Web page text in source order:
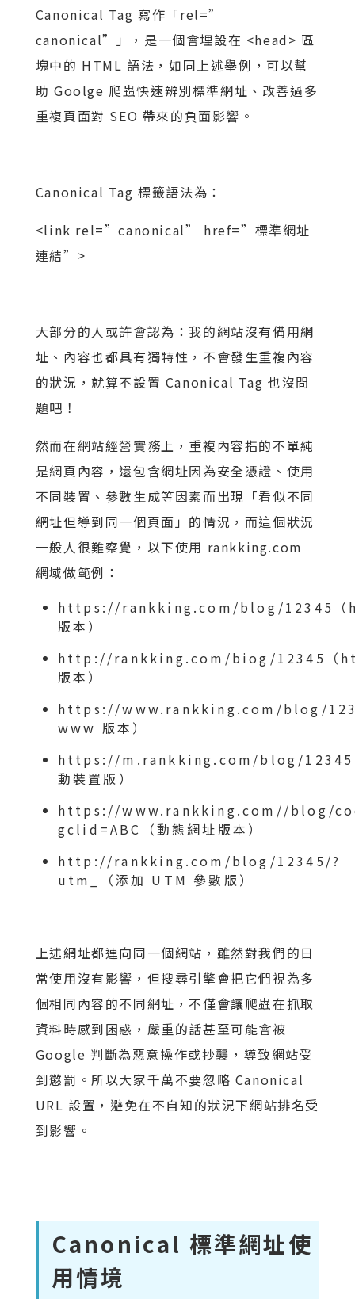
Canonical Tag 寫作「rel=”
canonical”」，是一個會埋設在 <head> 區
塊中的 HTML 語法，如同上述舉例，可以幫
助 Goolge 爬蟲快速辨別標準網址、改善過多
重複頁面對 SEO 帶來的負面影響。
Canonical Tag 標籤語法為：
<link rel=”canonical” href=”標準網址
連結”>
大部分的人或許會認為：我的網站沒有備用網
址、內容也都具有獨特性，不會發生重複內容
的狀況，就算不設置 Canonical Tag 也沒問
題吧！
然而在網站經營實務上，重複內容指的不單純
是網頁內容，還包含網址因為安全憑證、使用
不同裝置、參數生成等因素而出現「看似不同
網址但導到同一個頁面」的情況，而這個狀況
一般人很難察覺，以下使用 rankking.com
網域做範例：
https://rankking.com/blog/12345
版本）
http://rankking.com/biog/12345（
版本）
https://www.rankking.com/blog/
www 版本）
https://m.rankking.com/blog/12345
動裝置版）
https://www.rankking.com//blog/
gclid=ABC（動態網址版本）
http://rankking.com/blog/12345/?
utm_（添加 UTM 參數版）
上述網址都連向同一個網站，雖然對我們的日
常使用沒有影響，但搜尋引擎會把它們視為多
個相同內容的不同網址，不僅會讓爬蟲在抓取
資料時感到困惑，嚴重的話甚至可能會被
Google 判斷為惡意操作或抄襲，導致網站受
到懲罰。所以大家千萬不要忽略 Canonical
URL 設置，避免在不自知的狀況下網站排名受
到影響。
Canonical 標準網址使
用情境